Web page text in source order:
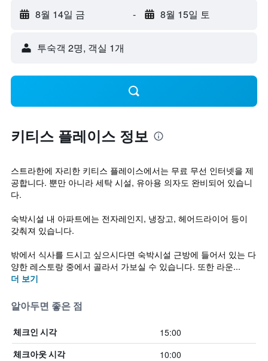
8월 14일 금 - 8월 15일 토
​투숙객 2​명, ​객실 1개
키티스 플레이스 정보
스트라한에 자리한 키티스 플레이스에서는 무료 무선 인터넷을 제
공합니다. 뿐만 아니라 세탁 시설, 유아용 의자도 완비되어 있습니
다.
숙박시설 내 아파트에는 전자레인지, 냉장고, 헤어드라이어 등이
갖춰져 있습니다.
밖에서 식사를 드시고 싶으시다면 숙박시설 근방에 들어서 있는 다
양한 레스토랑 중에서 골라서 가보실 수 있습니다. 또한 라운...
더 보기
알아두면 좋은 점
체크인 시각 15:00
체크아웃 시각 10:00